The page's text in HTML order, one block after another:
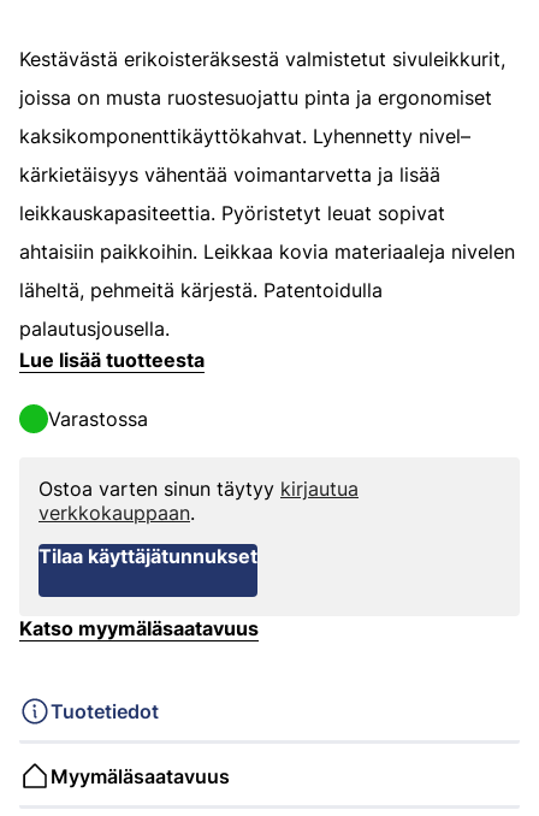
Kestävästä erikoisteräksestä valmistetut sivuleikkurit,
joissa on musta ruostesuojattu pinta ja ergonomiset
kaksikomponenttikäyttökahvat. Lyhennetty nivel–
kärkietäisyys vähentää voimantarvetta ja lisää
leikkauskapasiteettia. Pyöristetyt leuat sopivat
ahtaisiin paikkoihin. Leikkaa kovia materiaaleja nivelen
läheltä, pehmeitä kärjestä. Patentoidulla
palautusjousella.
Lue lisää tuotteesta
Varastossa
Ostoa varten sinun täytyy kirjautua
verkkokauppaan.
Tilaa käyttäjätunnukset
Katso myymäläsaatavuus
Tuotetiedot
Myymäläsaatavuus